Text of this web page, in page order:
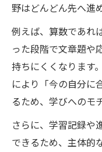
野はどんどん先へ進
例えば、算数であれ
った段階で文章題や
持ちにくくなります
により「今の自分に
るため、学びへのモ
さらに、学習記録や
できるため、主体的